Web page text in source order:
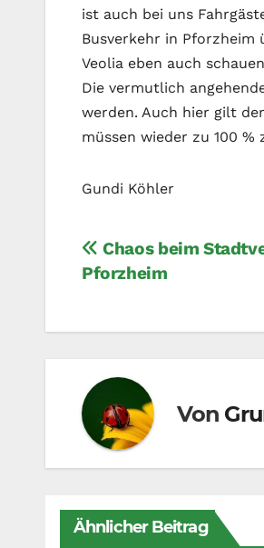
ist auch bei uns
Busverkehr in Pforzheim
Veolia eben auch
Die vermutlich
werden. Auch hier gilt
müssen wieder zu 100
Gundi Köhler
Chaos beim
Pforzheim
Von
Ähnlicher Beitrag